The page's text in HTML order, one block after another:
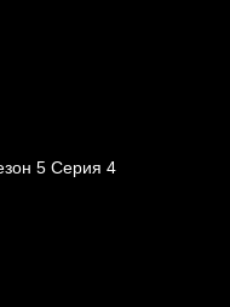
5 Серия 4